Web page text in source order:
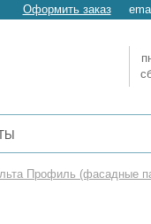
Оформить заказ
Профиль (фасадные